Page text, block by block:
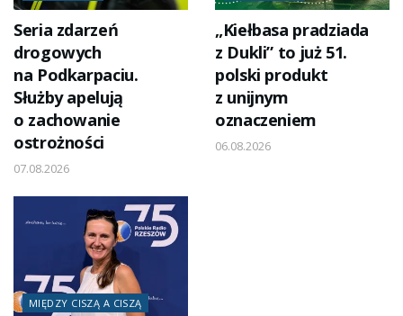
Seria zdarzeń
drogowych
na Podkarpaciu.
Służby apelują
o zachowanie
ostrożności
07.08.2026
„Kiełbasa pradziada
z Dukli” to już 51.
polski produkt
z unijnym
oznaczeniem
06.08.2026
MIĘDZY CISZĄ A CISZĄ